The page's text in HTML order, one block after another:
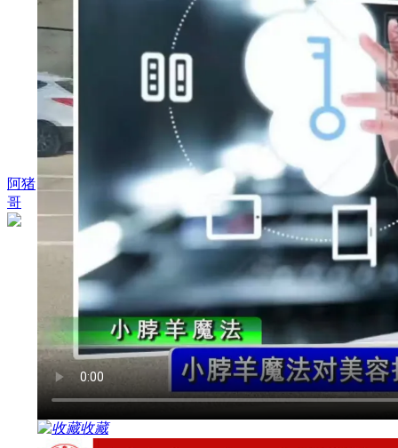
阿猪
哥
收藏